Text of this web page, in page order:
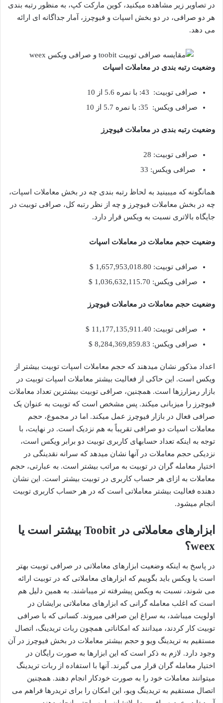
در تصاویر زیر مشاهده میکنید، کوین مارکت کپ، به منظور رتبه بندی
هر دو صرافی، در دو بخش اسپات و فیوچرز، آمار جداگانه ای ارائه
می دهد.
وضعیت رتبه بندی در معاملات اسپات
صرافی توبیت: 43: با نمره 5.6 از 10
صرافی ویکس: 35: با نمره 5.7 از 10
وضعیت رتبه بندی در معاملات فیوچرز
صرافی توبیت: 28
صرافی ویکس: 33
همانگونه که میبینید به لحاظ رتبه بندی چه در بخش معاملات اسپات،
چه در بخش معاملات فیوچرز و چه از نظر رتبه کل، صرافی توبیت در
جایگاه بالاتری نسبت به ویکس قرار دارد.
وضعیت حجم معاملات در معاملات اسپات
صرافی توبیت: 1,657,953,018.80 $
صرافی ویکس: 1,036,632,115.70 $
وضعیت حجم معاملات در معاملات فیوچرز
صرافی توبیت: 11,177,135,911.40 $
صرافی ویکس: 8,284,369,859.83 $
اعداد مذکور نشان میدهند که حجم معاملات اسپات توبیت بیشتر از
ویکس است. این حاکی از فعالیت بیشتر معاملات اسپات توبیت در
بازار رمزارزها است. همچنین، صرافی توبیت بیشترین تعداد معاملات
فیوچرز را میزبانی میکند. پس مشخص است که توبیت به عنوان یک
صرافی فعال در بازار فیوچرز عمل میکند. اما در مجموع، حجم
معاملات اسپات دو صرافی تقریباً به هم نزدیک است. در نهایت، با
توجه به اینکه تعداد حسابهای کاربری توبیت دو برابر ویکس است،
نزدیکی حجم معاملات در آنها نشان میدهد که سرانه نقدینگی در
اختیار معامله گران در توبیت به مراتب بیشتر است. به عبارتی، حجم
معاملات به ازای هر حساب کاربری در توبیت بیشتر است. این نشان
دهنده فعالیت بیشتر معاملاتی است که در هر حساب کاربری توبیت
انجام میشود.
ابزارهای معاملاتی در Toobit بیشتر است یا
weex؟
در پاسخ به اینکه وضعیت ابزارهای معاملاتی در صرافی توبیت بهتر
است یا ویکس باید بگوییم که ابزارهای معاملاتی که در توبیت ارائه
می شوند، نسبت به ویکس پیشرفته تر میباشند. به همین دلیل هم
است که اغلب معامله گرانی که ابزارهای معاملاتی برایشان در
اولویت میباشد، به سراغ این صرافی میروند. کسانی که با صرافی
توبیت کار کردند، میدانند که امکاناتی همچون ربات تریدینگ، اتصال
مستقیم به تریدینگ ویو و حجم بیشتر معاملات در بخش فیوچرز در آن
وجود دارد. لازم به ذکر است که این ابزارها به صورت رایگان در
اختیار معامله گران قرار می گیرند. آنها با استفاده از ربات تریدینگ
میتوانند معاملات خود را به صورت خودکار انجام دهند. همچنین
اتصال مستقیم به تریدینگ ویو، این امکان را برای تریدرها فراهم می